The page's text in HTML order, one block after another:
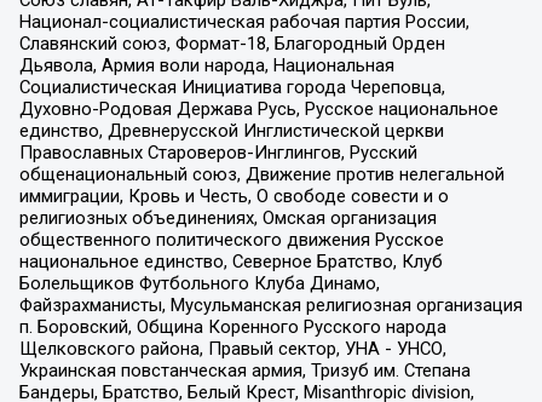
Национал-социалистическая рабочая партия России,
Славянский союз, Формат-18, Благородный Орден
Дьявола, Армия воли народа, Национальная
Социалистическая Инициатива города Череповца,
Духовно-Родовая Держава Русь, Русское национальное
единство, Древнерусской Инглистической церкви
Православных Староверов-Инглингов, Русский
общенациональный союз, Движение против нелегальной
иммиграции, Кровь и Честь, О свободе совести и о
религиозных объединениях, Омская организация
общественного политического движения Русское
национальное единство, Северное Братство, Клуб
Болельщиков Футбольного Клуба Динамо,
Файзрахманисты, Мусульманская религиозная организация
п. Боровский, Община Коренного Русского народа
Щелковского района, Правый сектор, УНА - УНСО,
Украинская повстанческая армия, Тризуб им. Степана
Бандеры, Братство, Белый Крест, Misanthropic division,